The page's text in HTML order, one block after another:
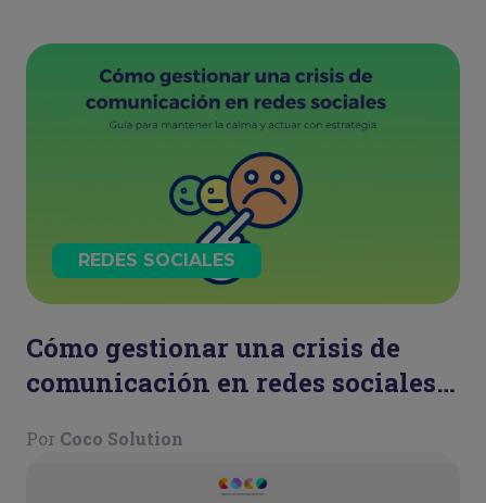
REDES SOCIALES
Cómo gestionar una crisis de
comunicación en redes sociales:
actuar con estrategia
Por Coco Solution